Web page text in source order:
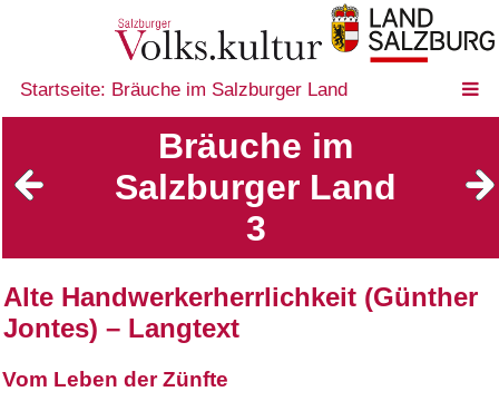
Startseite: Bräuche im Salzburger Land
Bräuche im
Salzburger Land
3
Alte Handwerkerherrlichkeit (Günther
Jontes) – Langtext
Vom Leben der Zünfte